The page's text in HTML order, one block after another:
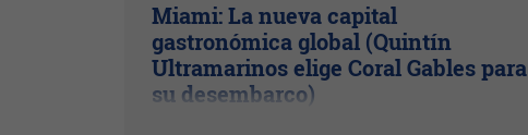
Miami: La nueva capital
gastronómica global (Quintín
Ultramarinos elige Coral Gables para
su desembarco)